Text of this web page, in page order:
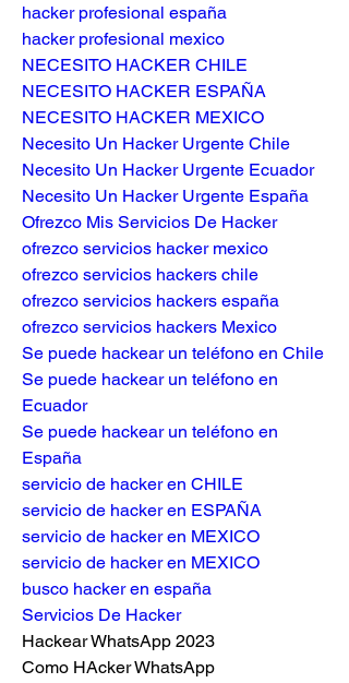
hacker profesional españa
hacker profesional mexico
NECESITO HACKER CHILE
NECESITO HACKER ESPAÑA
NECESITO HACKER MEXICO
Necesito Un Hacker Urgente Chile
Necesito Un Hacker Urgente Ecuador
Necesito Un Hacker Urgente España
Ofrezco Mis Servicios De Hacker
ofrezco servicios hacker mexico
ofrezco servicios hackers chile
ofrezco servicios hackers españa
ofrezco servicios hackers Mexico
Se puede hackear un teléfono en Chile
Se puede hackear un teléfono en
Ecuador
Se puede hackear un teléfono en
España
servicio de hacker en CHILE
servicio de hacker en ESPAÑA
servicio de hacker en MEXICO
servicio de hacker en MEXICO
busco hacker en españa
Servicios De Hacker
Hackear WhatsApp 2023
Como HAcker WhatsApp